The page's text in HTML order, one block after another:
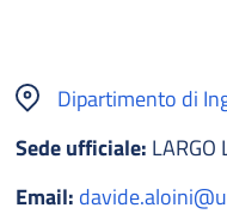
Dipartimento di
Sede ufficiale: LARGO
Email: